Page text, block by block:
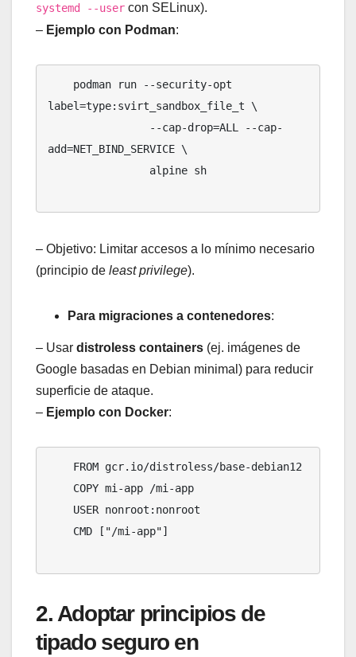
systemd --user con SELinux).
– Ejemplo con Podman:
label=type:svirt_sandbox_file_t \
add=NET_BIND_SERVICE \
– Objetivo: Limitar accesos a lo mínimo necesario
(principio de least privilege).
Para migraciones a contenedores:
– Usar distroless containers (ej. imágenes de
Google basadas en Debian minimal) para reducir
superficie de ataque.
– Ejemplo con Docker:
2. Adoptar principios de
tipado seguro en